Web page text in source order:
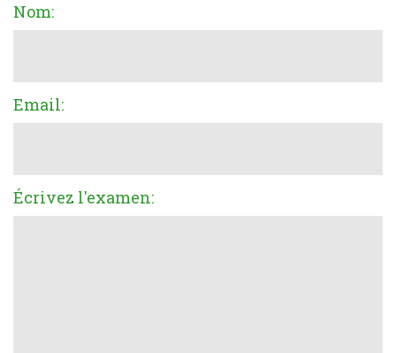
Nom:
Email:
Écrivez l'examen: